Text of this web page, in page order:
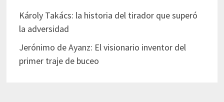
Károly Takács: la historia del tirador que superó
la adversidad
Jerónimo de Ayanz: El visionario inventor del
primer traje de buceo